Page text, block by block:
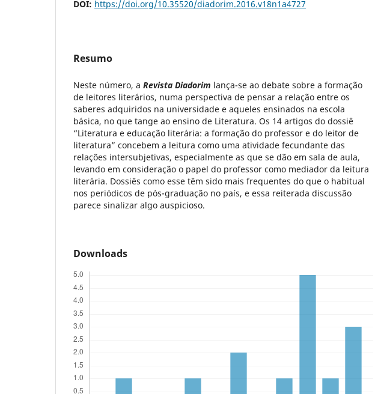
DOI: https://doi.org/10.35520/diadorim.2016.v18n1a4727
Resumo
Neste número, a Revista Diadorim lança-se ao debate sobre a formação
de leitores literários, numa perspectiva de pensar a relação entre os
saberes adquiridos na universidade e aqueles ensinados na escola
básica, no que tange ao ensino de Literatura. Os 14 artigos do dossiê
“Literatura e educação literária: a formação do professor e do leitor de
literatura” concebem a leitura como uma atividade fecundante das
relações intersubjetivas, especialmente as que se dão em sala de aula,
levando em consideração o papel do professor como mediador da leitura
literária. Dossiês como esse têm sido mais frequentes do que o habitual
nos periódicos de pós-graduação no país, e essa reiterada discussão
parece sinalizar algo auspicioso.
Downloads